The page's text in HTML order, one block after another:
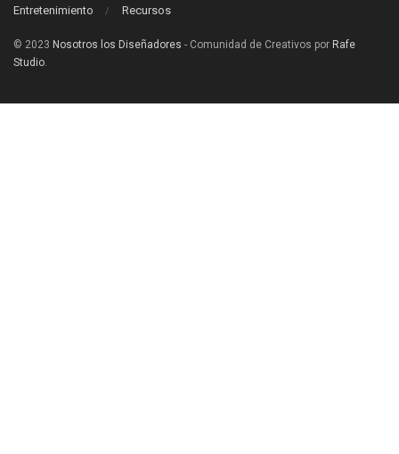
Entretenimiento
Recursos
© 2023 Nosotros los Diseñadores - Comunidad de Creativos por Rafe
Studio.